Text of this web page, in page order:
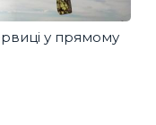
у прямому